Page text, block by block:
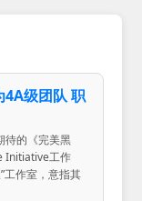
4A级团队 职
待的《完美黑
Initiative工作
工作室，意指其